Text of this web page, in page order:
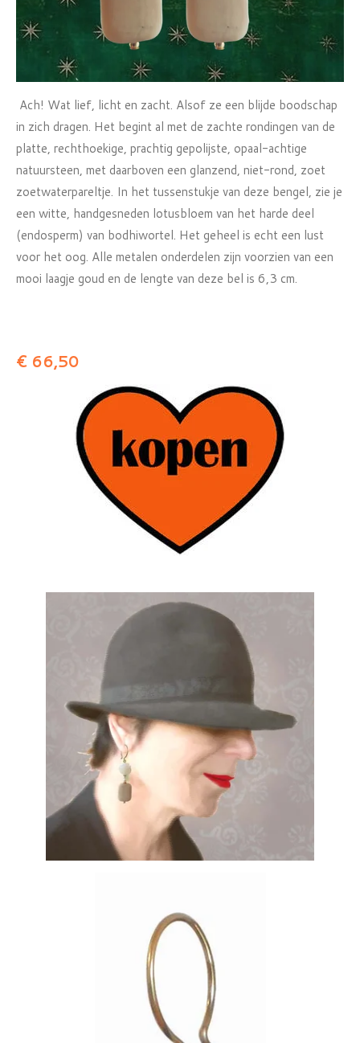
Ach! Wat lief, licht en zacht. Alsof ze een blijde boodschap
in zich dragen. Het begint al met de zachte rondingen van de
platte, rechthoekige, prachtig gepolijste, opaal-achtige
natuursteen, met daarboven een glanzend, niet-rond, zoet
zoetwaterpareltje. In het tussenstukje van deze bengel, zie je
een witte, handgesneden lotusbloem van het harde deel
(endosperm) van bodhiwortel. Het geheel is echt een lust
voor het oog. Alle metalen onderdelen zijn voorzien van een
mooi laagje goud en de lengte van deze bel is 6,3 cm.
€ 66,50